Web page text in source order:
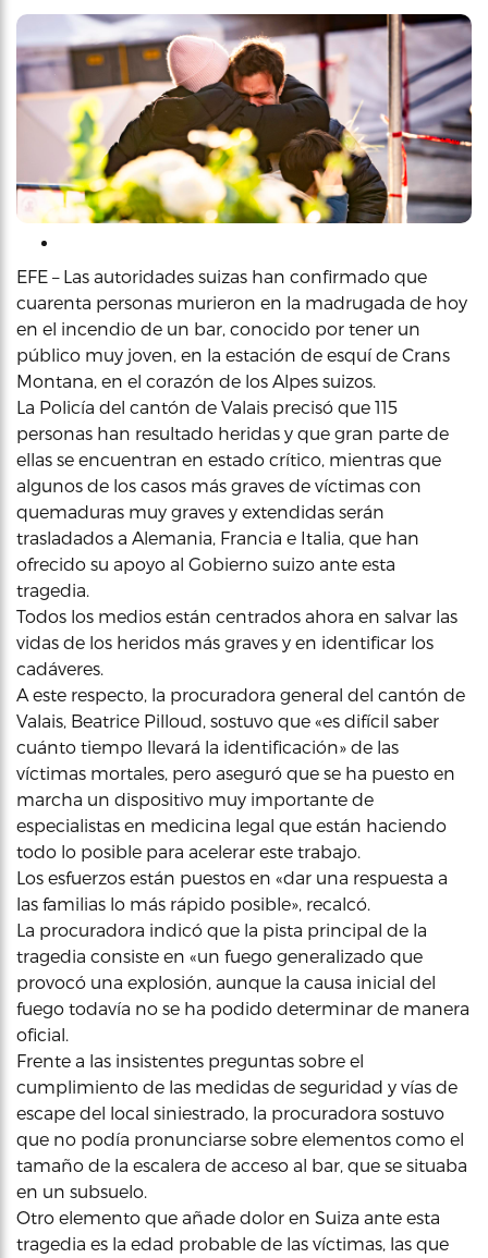
EFE – Las autoridades suizas han confirmado que
cuarenta personas murieron en la madrugada de hoy
en el incendio de un bar, conocido por tener un
público muy joven, en la estación de esquí de Crans
Montana, en el corazón de los Alpes suizos.
La Policía del cantón de Valais precisó que 115
personas han resultado heridas y que gran parte de
ellas se encuentran en estado crítico, mientras que
algunos de los casos más graves de víctimas con
quemaduras muy graves y extendidas serán
trasladados a Alemania, Francia e Italia, que han
ofrecido su apoyo al Gobierno suizo ante esta
tragedia.
Todos los medios están centrados ahora en salvar las
vidas de los heridos más graves y en identificar los
cadáveres.
A este respecto, la procuradora general del cantón de
Valais, Beatrice Pilloud, sostuvo que «es difícil saber
cuánto tiempo llevará la identificación» de las
víctimas mortales, pero aseguró que se ha puesto en
marcha un dispositivo muy importante de
especialistas en medicina legal que están haciendo
todo lo posible para acelerar este trabajo.
Los esfuerzos están puestos en «dar una respuesta a
las familias lo más rápido posible», recalcó.
La procuradora indicó que la pista principal de la
tragedia consiste en «un fuego generalizado que
provocó una explosión, aunque la causa inicial del
fuego todavía no se ha podido determinar de manera
oficial.
Frente a las insistentes preguntas sobre el
cumplimiento de las medidas de seguridad y vías de
escape del local siniestrado, la procuradora sostuvo
que no podía pronunciarse sobre elementos como el
tamaño de la escalera de acceso al bar, que se situaba
en un subsuelo.
Otro elemento que añade dolor en Suiza ante esta
tragedia es la edad probable de las víctimas, las que